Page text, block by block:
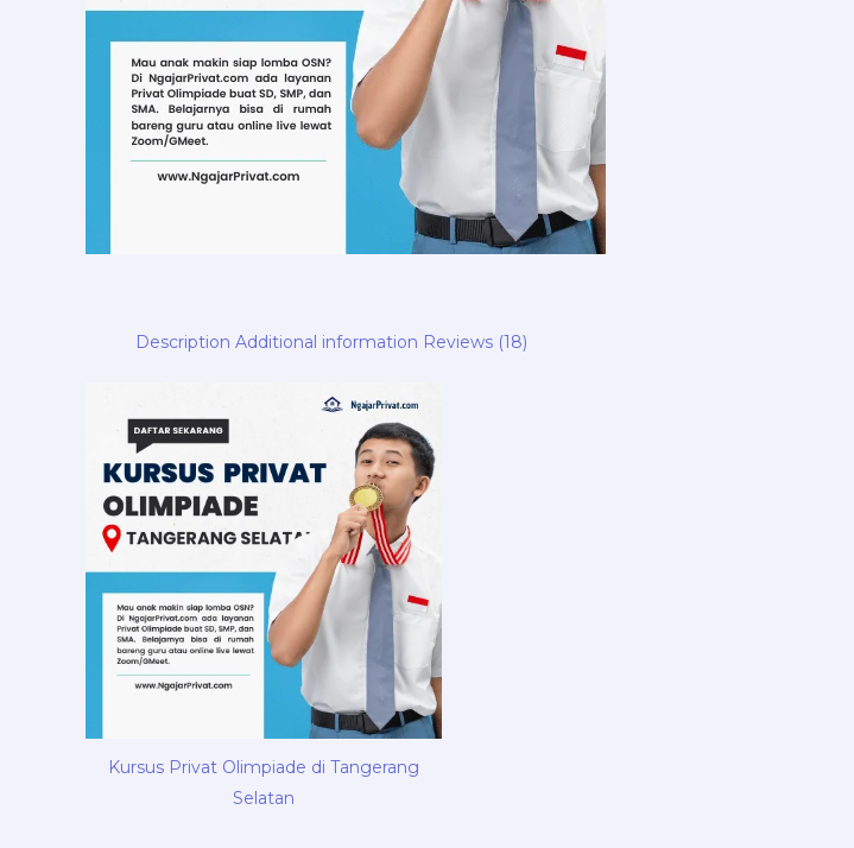
Description Additional information Reviews (18)
Kursus Privat Olimpiade di Tangerang
Selatan